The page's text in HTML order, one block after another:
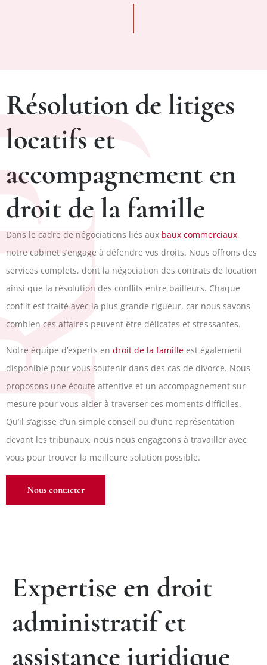
Résolution de litiges
locatifs et
accompagnement en
droit de la famille
Dans le cadre de négociations liés aux baux commerciaux,
notre cabinet s’engage à défendre vos droits. Nous offrons des
services complets, dont la négociation des contrats de location
ainsi que la résolution des conflits entre bailleurs. Chaque
conflit est traité avec la plus grande rigueur, car nous savons
combien ces affaires peuvent être délicates et stressantes.
Notre équipe d’experts en droit de la famille est également
disponible pour vous soutenir dans des cas de divorce. Nous
proposons une écoute attentive et un accompagnement sur
mesure pour vous aider à traverser ces moments difficiles.
Qu’il s’agisse d’un simple conseil ou d’une représentation
devant les tribunaux, nous nous engageons à travailler avec
vous pour trouver la meilleure solution possible.
Nous contacter
Expertise en droit
administratif et
assistance juridique